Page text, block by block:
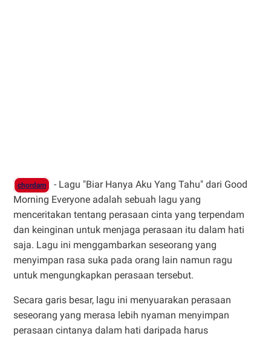
chordam
- Lagu "Biar Hanya Aku Yang Tahu" dari Good
Morning Everyone adalah sebuah lagu yang
menceritakan tentang perasaan cinta yang terpendam
dan keinginan untuk menjaga perasaan itu dalam hati
saja. Lagu ini menggambarkan seseorang yang
menyimpan rasa suka pada orang lain namun ragu
untuk mengungkapkan perasaan tersebut.
Secara garis besar, lagu ini menyuarakan perasaan
seseorang yang merasa lebih nyaman menyimpan
perasaan cintanya dalam hati daripada harus